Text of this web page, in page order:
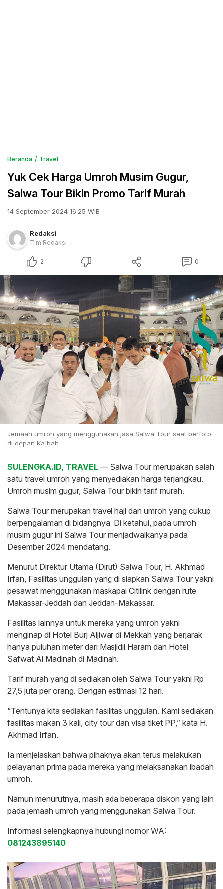
Beranda Travel
Yuk Cek Harga Umroh Musim Gugur,
Salwa Tour Bikin Promo Tarif Murah
14 September 2024 16:25 WIB
Redaksi
Tim Redaksi
2 0
Jemaah umroh yang menggunakan jasa Salwa Tour saat berfoto
di depan Ka'bah.
SULENGKA.ID, TRAVEL — Salwa Tour merupakan salah
satu travel umroh yang menyediakan harga terjangkau.
Umroh musim gugur, Salwa Tour bikin tarif murah.
Salwa Tour merupakan travel haji dan umroh yang cukup
berpengalaman di bidangnya. Di ketahui, pada umroh
musim gugur ini Salwa Tour menjadwalkanya pada
Desember 2024 mendatang.
Menurut Direktur Utama (Dirut) Salwa Tour, H. Akhmad
Irfan, Fasilitas unggulan yang di siapkan Salwa Tour yakni
pesawat menggunakan maskapai Citilink dengan rute
Makassar-Jeddah dan Jeddah-Makassar.
Fasilitas lainnya untuk mereka yang umroh yakni
menginap di Hotel Burj Aljiwar di Mekkah yang berjarak
hanya puluhan meter dari Masjidil Haram dan Hotel
Safwat Al Madinah di Madinah.
Tarif murah yang di sediakan oleh Salwa Tour yakni Rp
27,5 juta per orang. Dengan estimasi 12 hari.
“Tentunya kita sediakan fasilitas unggulan. Kami sediakan
fasilitas makan 3 kali, city tour dan visa tiket PP,” kata H.
Akhmad Irfan.
Ia menjelaskan bahwa pihaknya akan terus melakukan
pelayanan prima pada mereka yang melaksanakan ibadah
umroh.
Namun menurutnya, masih ada beberapa diskon yang lain
pada jemaah umroh yang menggunakan Salwa Tour.
Informasi selengkapnya hubungi nomor WA:
081243895140